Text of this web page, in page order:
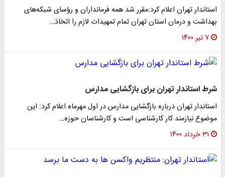
استاندار تهران اعلام کرد:مقرر شد همه فرمانداران و رؤسای شبکه‌های
بهداشت و درمان استان تهران تمام تمهیدات لازم را اتخاذ…
۷ تیر ۱۴۰۰
شرط استاندار تهران برای بازگشایی مدارس
استاندار تهران درباره بازگشایی مدارس در اول مهرماه اعلام کرد: این
موضوع نیازمند کار کارشناسی است و کارشناسان حوزه…
۳۱ خرداد ۱۴۰۰